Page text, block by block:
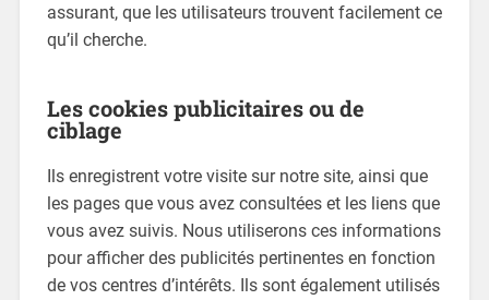
assurant, que les utilisateurs trouvent facilement ce
qu’il cherche.
Les cookies publicitaires ou de
ciblage
Ils enregistrent votre visite sur notre site, ainsi que
les pages que vous avez consultées et les liens que
vous avez suivis. Nous utiliserons ces informations
pour afficher des publicités pertinentes en fonction
de vos centres d’intérêts. Ils sont également utilisés